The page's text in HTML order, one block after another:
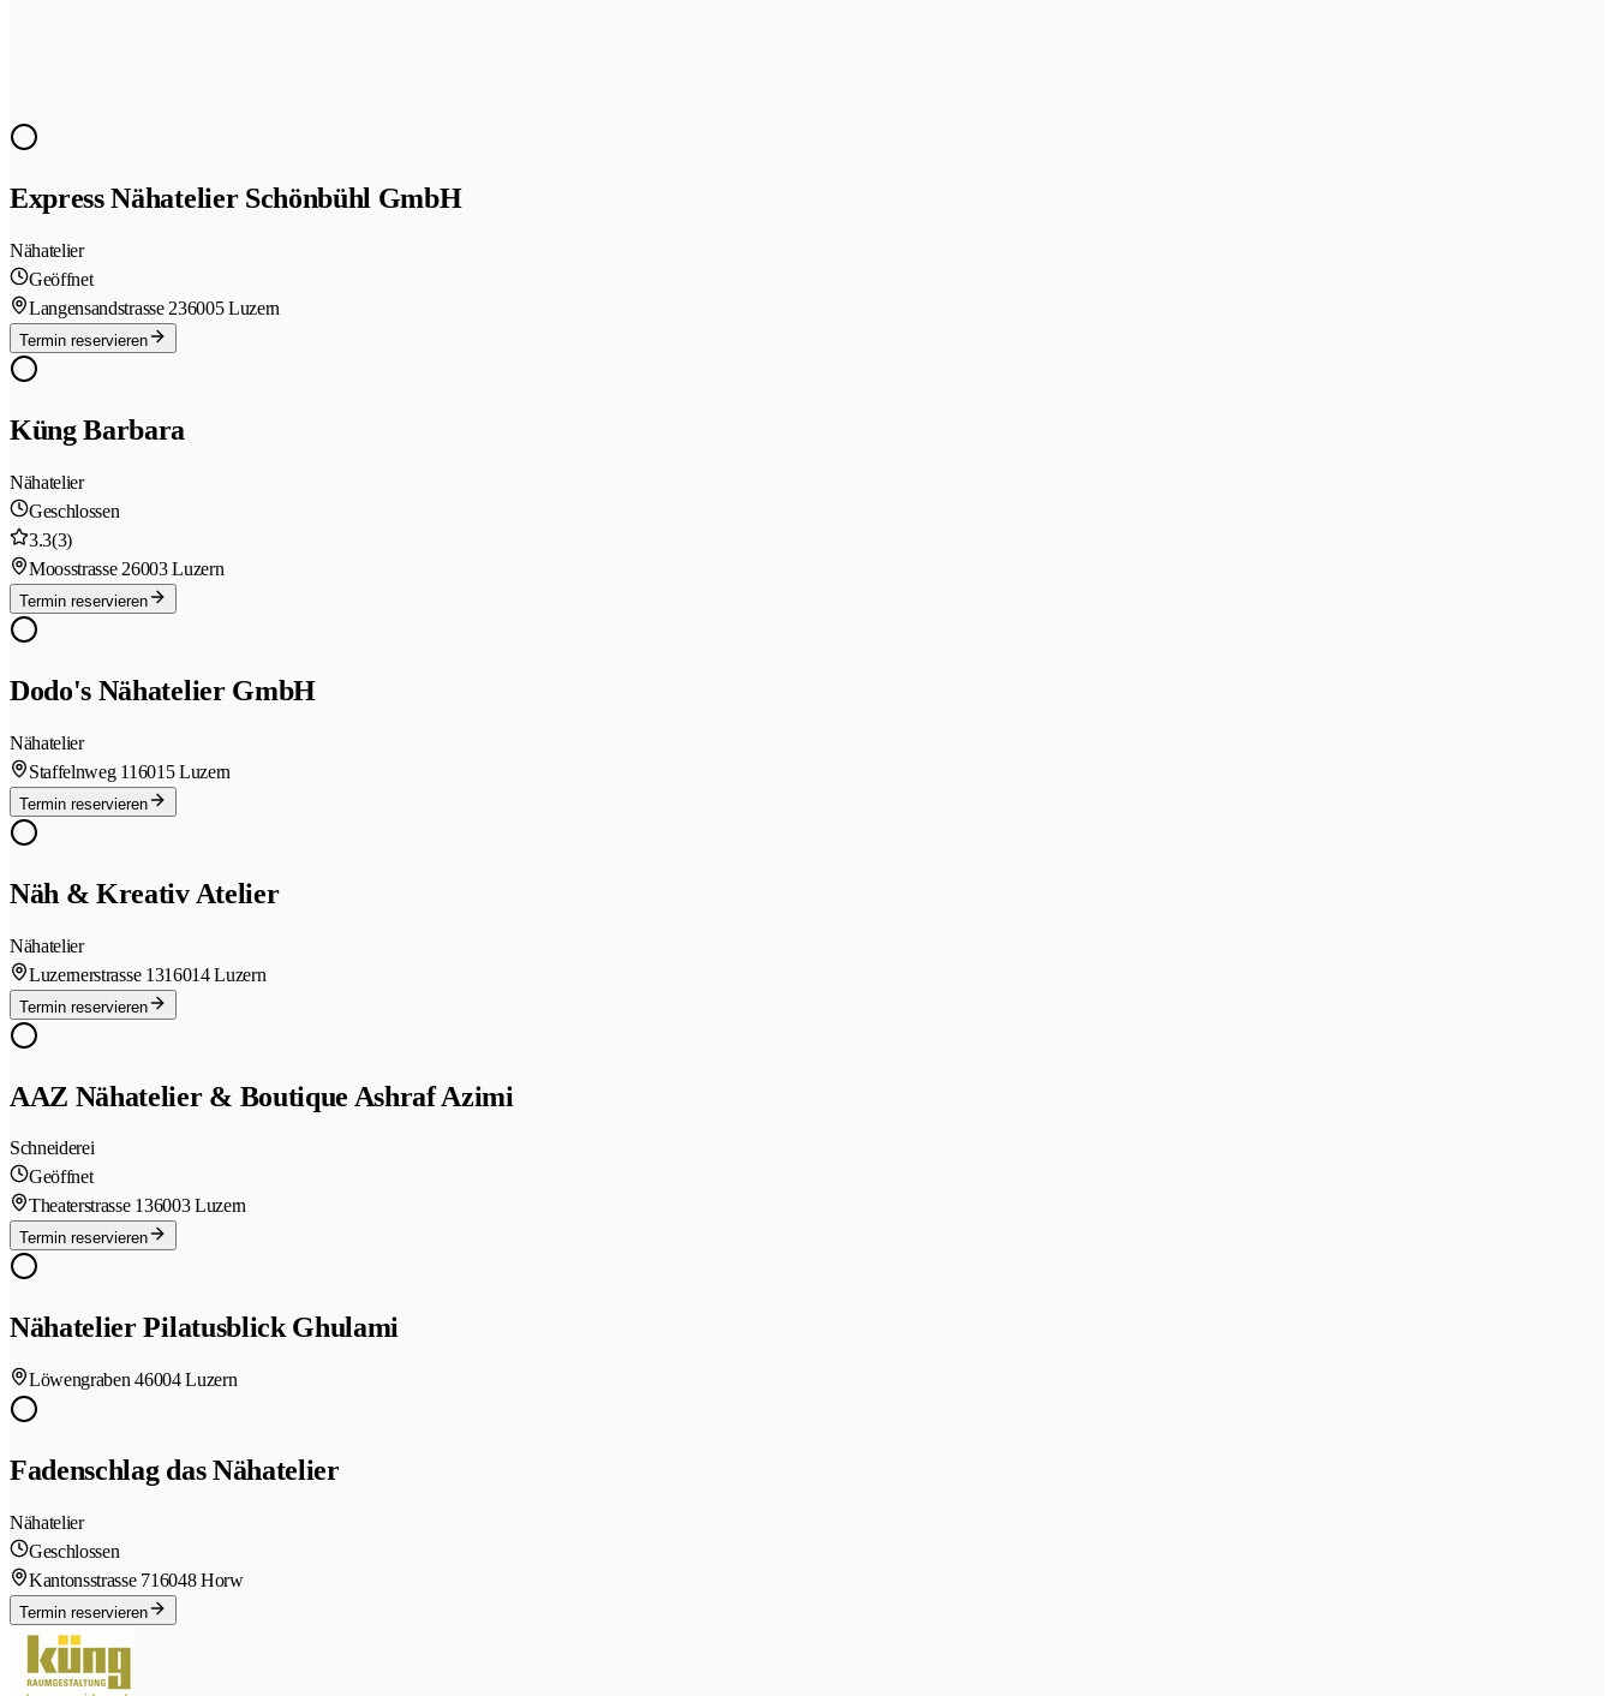
Express Nähatelier Schönbühl GmbH
Nähatelier
Geöffnet
Langensandstrasse 236005 Luzern
Termin reservieren
Küng Barbara
Nähatelier
Geschlossen
3.3(3)
Moosstrasse 26003 Luzern
Termin reservieren
Dodo's Nähatelier GmbH
Nähatelier
Staffelnweg 116015 Luzern
Termin reservieren
Näh & Kreativ Atelier
Nähatelier
Luzernerstrasse 1316014 Luzern
Termin reservieren
AAZ Nähatelier & Boutique Ashraf Azimi
Schneiderei
Geöffnet
Theaterstrasse 136003 Luzern
Termin reservieren
Nähatelier Pilatusblick Ghulami
Löwengraben 46004 Luzern
Fadenschlag das Nähatelier
Nähatelier
Geschlossen
Kantonsstrasse 716048 Horw
Termin reservieren